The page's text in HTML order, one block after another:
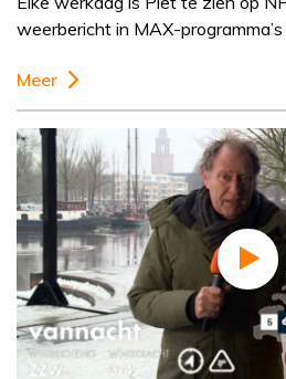
weerbericht in MAX-
Meer